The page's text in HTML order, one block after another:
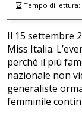
Tempo di lettura:
Il 15 settembre
Miss Italia.
perché il più
nazionale non
generaliste
femminile